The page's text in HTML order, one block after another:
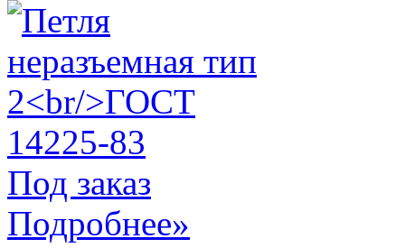
Под заказ
Подробнее»